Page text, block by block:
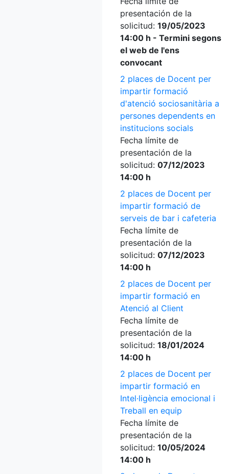
presentación de la
solicitud: 19/05/2023
14:00 h - Termini segons
el web de l'ens
convocant
2 places de Docent per
impartir formació
d'atenció sociosanitària a
persones dependents en
institucions socials
Fecha límite de
presentación de la
solicitud: 07/12/2023
14:00 h
2 places de Docent per
impartir formació de
serveis de bar i cafeteria
Fecha límite de
presentación de la
solicitud: 07/12/2023
14:00 h
2 places de Docent per
impartir formació en
Atenció al Client
Fecha límite de
presentación de la
solicitud: 18/01/2024
14:00 h
2 places de Docent per
impartir formació en
Intel·ligència emocional i
Treball en equip
Fecha límite de
presentación de la
solicitud: 10/05/2024
14:00 h